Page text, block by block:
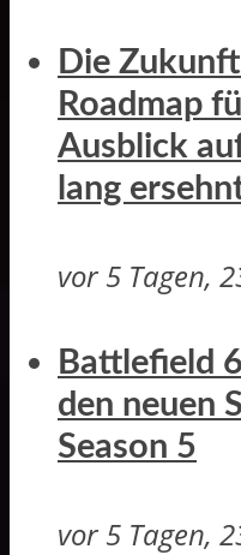
Die
Roadmap
Ausblick
lang
vor 5 Tagen,
Battlefield
den neuen
Season 5
vor 5 Tagen,